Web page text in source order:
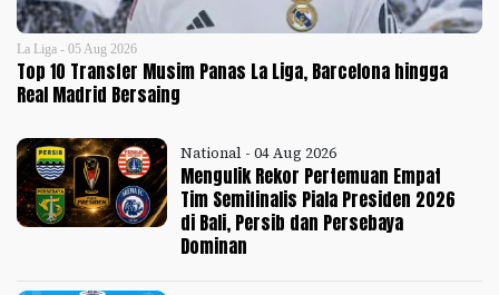
La Liga - 05 Aug 2026
Top 10 Transfer Musim Panas La Liga, Barcelona hingga
Real Madrid Bersaing
National - 04 Aug 2026
Mengulik Rekor Pertemuan Empat
Tim Semifinalis Piala Presiden 2026
di Bali, Persib dan Persebaya
Dominan